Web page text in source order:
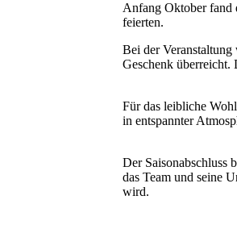
Anfang Oktober fand
feierten.
Bei der Veranstaltung
Geschenk überreicht.
Für das leibliche
in entspannter
Der Saisonabschluss
das Team und seine
wird.